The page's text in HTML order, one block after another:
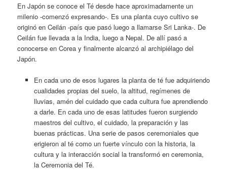
En Japón se conoce el Té desde hace aproximadamente un
milenio -comenzó expresando-. Es una planta cuyo cultivo se
originó en Ceilán -país que pasó luego a llamarse Sri Lanka-. De
Ceilán fue llevada a la India, luego a Nepal. De allí pasó a
conocerse en Corea y finalmente alcanzó al archipiélago del
Japón.
En cada uno de esos lugares la planta de té fue adquiriendo
cualidades propias del suelo, la altitud, regímenes de
lluvias, amén del cuidado que cada cultura fue aprendiendo
a darle. En cada uno de esas latitudes fueron surgiendo
maestros del cultivo, el cuidado, la preparación y las
buenas prácticas. Una serie de pasos ceremoniales que
erigieron al té como un fuerte vínculo con la historia, la
cultura y la interacción social la transformó en ceremonia,
la Ceremonia del Té.